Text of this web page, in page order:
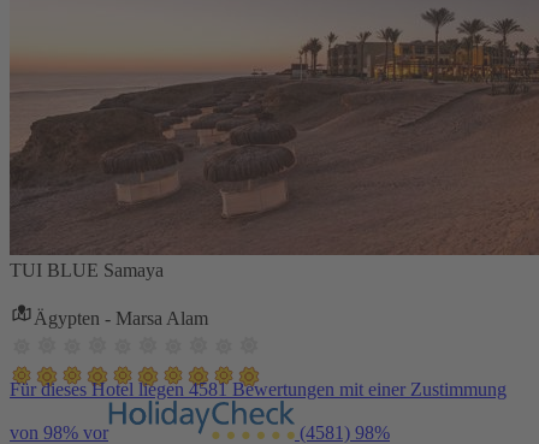
TUI BLUE Samaya
Ägypten - Marsa Alam
Für dieses Hotel liegen 4581 Bewertungen mit einer Zustimmung
von 98% vor (4581) 98%